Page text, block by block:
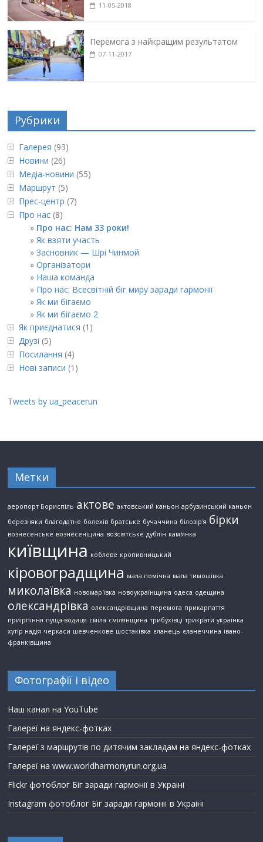
11-05-2018
Перемога з найкращим результатом
07-11-2017
Рубрики
Галерея (93)
Новини (26)
Медіа-новини (55)
Маршрут (5)
Прес-центр (7)
Про нас (8)
Про нас: Нам 33 роки!
Як взяти участь
Засновник — Шрі Чинмой
Організатори
Наша команда
Про нас: Всесвітній біг миру заради гармонії
Як ми бігаємо
Як ми бігаємо 2
Як приєднатися (1)
Друзі (5)
Посилання (4)
Нові записи (1)
Tweets by ua_peacerun
Метки
аеропорт Бориспіль актове актовський каньон арбузинський каньон
березняки благодатне болехів братське бучаччина білозір'я бірки
вознесенське вознесенщина возсіятське дублін кам'янка
київщина коблеве кропивницький
кіровоградщина мала помічна мала тимошівка
миколаївка новомар'ївка новоукраїнщина одеса одещина
олександрівка олександрівщина перемога прикарпаття
приірпіння пуща-водиця сміла смілянщина трибухівці трикрати українка
хутір надія черкаси шевченкове шостаківка єланець єланеччина івано-
франківщина
Фотографії і відео
Наш канал на YouTube
Галереї на яндекс-фотках
Галереї з маршрутів по дитячим закладам на яндекс-фотках
Галереї на www.worldharmonyrun.org.ua
Flickr фотоблог Біг заради гармонії в Украіні
Instagram фотоблог Біг заради гармонії в Украіні